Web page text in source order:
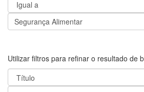
Utilizar filtros para refinar o resultado de